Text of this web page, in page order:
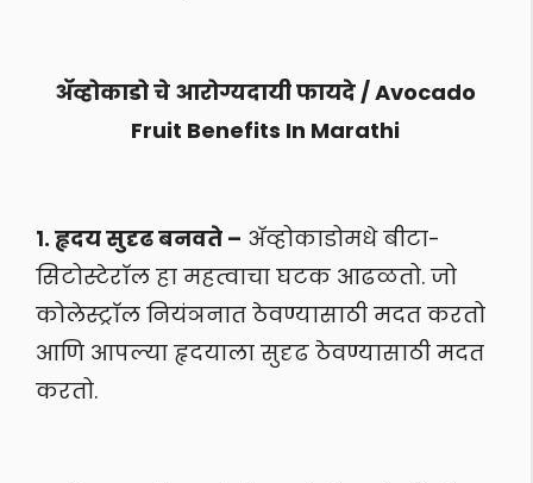
अ‍ॅव्होकाडो चे आरोग्यदायी फायदे / Avocado
Fruit Benefits In Marathi
१. हृदय सुदृढ बनवते – अ‍ॅव्होकाडोमधे बीटा-
सिटोस्टेराॅल हा महत्वाचा घटक आढळतो. जो
कोलेस्ट्राॅल नियंञनात ठेवण्यासाठी मदत करतो
आणि आपल्या हृदयाला सुदृढ ठेवण्यासाठी मदत
करतो.